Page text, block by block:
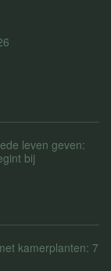
leven geven:
bij
kamerplanten: 7